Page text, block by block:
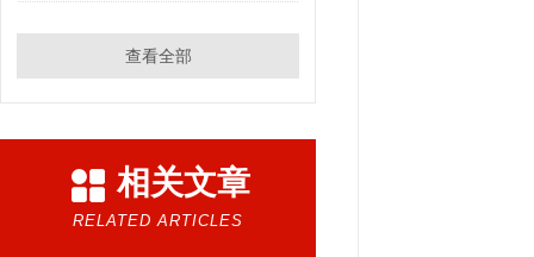
查看全部
相关文章
RELATED ARTICLES